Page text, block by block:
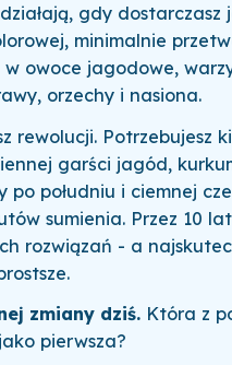
gdy dostarczasz
minimalnie
owoce jagodowe,
orzechy i nasiona.
rewolucji. Potrzebujesz
garści jagód,
po południu i ciemnej
sumienia. Przez 10 lat
rozwiązań - a
zmiany dziś.Która z
pierwsza?